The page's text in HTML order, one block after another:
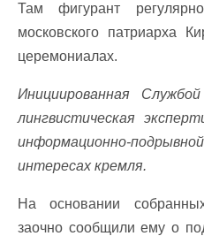
Там фигурант
московского патриарха
церемониалах.
Инициированная
лингвистическая
информационно-
интересах кремля.
На основании
заочно сообщили ему о